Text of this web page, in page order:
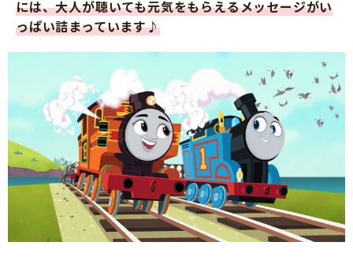
には、大人が聴いても元気をもらえるメッセージがい
っぱい詰まっています♪